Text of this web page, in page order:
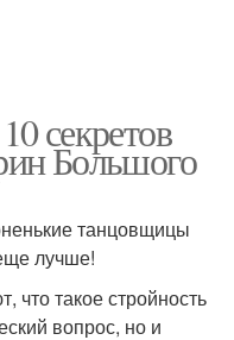
секретов
Большого
танцовщицы
лучше!
что такое стройность
вопрос, но и